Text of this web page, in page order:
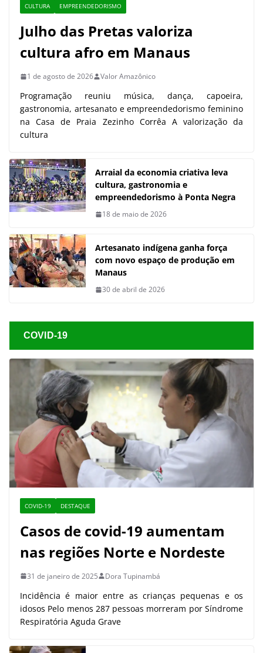
CULTURA EMPREENDEDORISMO
Julho das Pretas valoriza
cultura afro em Manaus
1 de agosto de 2026 Valor Amazônico
Programação reuniu música, dança, capoeira,
gastronomia, artesanato e empreendedorismo feminino
na Casa de Praia Zezinho Corrêa A valorização da
cultura
Arraial da economia criativa leva
cultura, gastronomia e
empreendedorismo à Ponta Negra
18 de maio de 2026
Artesanato indígena ganha força
com novo espaço de produção em
Manaus
30 de abril de 2026
COVID-19
COVID-19 DESTAQUE
Casos de covid-19 aumentam
nas regiões Norte e Nordeste
31 de janeiro de 2025 Dora Tupinambá
Incidência é maior entre as crianças pequenas e os
idosos Pelo menos 287 pessoas morreram por Síndrome
Respiratória Aguda Grave